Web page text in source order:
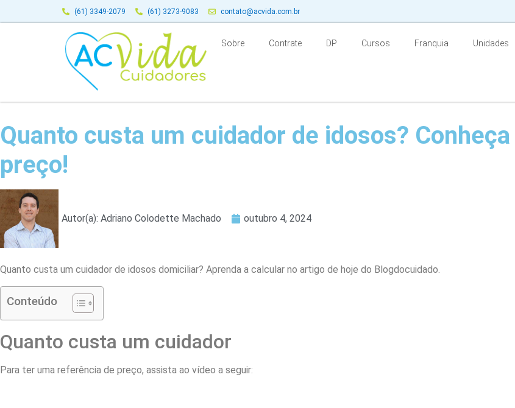
(61) 3349-2079 (61) 3273-9083 contato@acvida.com.br
Sobre Contrate DP Cursos Franquia Unidades
Quanto custa um cuidador de idosos?
preço!
Autor(a): Adriano Colodette Machado outubro 4, 2024
Quanto custa um cuidador de idosos domiciliar? Aprenda a calcular no artigo de hoje do Blogdocuidado.
Conteúdo
Quanto custa um cuidador
Para ter uma referência de preço, assista ao vídeo a seguir: